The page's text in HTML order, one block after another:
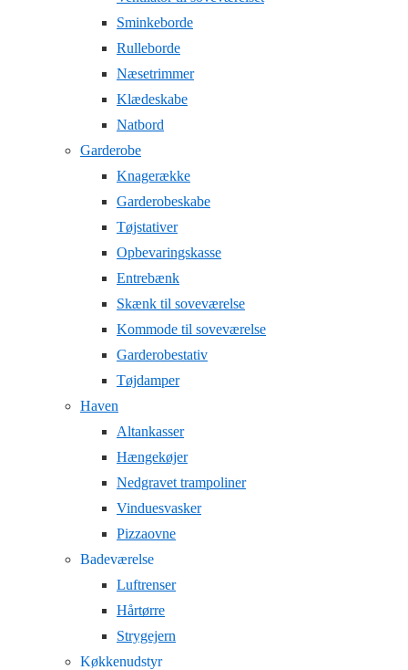
Sminkeborde
Rulleborde
Næsetrimmer
Klædeskabe
Natbord
Garderobe
Knagerække
Garderobeskabe
Tøjstativer
Opbevaringskasse
Entrebænk
Skænk til soveværelse
Kommode til soveværelse
Garderobestativ
Tøjdamper
Haven
Altankasser
Hængekøjer
Nedgravet trampoliner
Vinduesvasker
Pizzaovne
Badeværelse
Luftrenser
Hårtørre
Strygejern
Køkkenudstyr